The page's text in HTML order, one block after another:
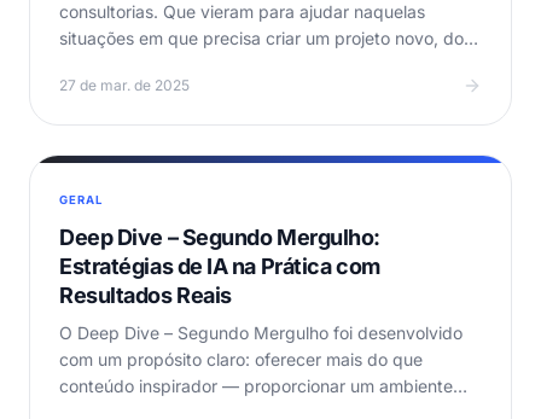
consultorias. Que vieram para ajudar naquelas
situações em que precisa criar um projeto novo, do
27 de mar. de 2025
GERAL
Deep Dive – Segundo Mergulho:
Estratégias de IA na Prática com
Resultados Reais
O Deep Dive – Segundo Mergulho foi desenvolvido
com um propósito claro: oferecer mais do que
conteúdo inspirador — proporcionar um ambiente